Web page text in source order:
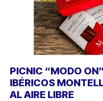
PICNIC “MODO
IBÉRICOS
AL AIRE LIBRE